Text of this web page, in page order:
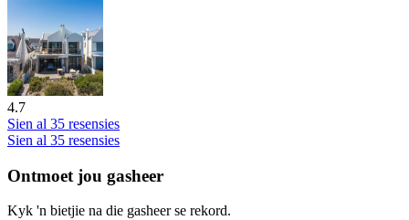
4.7
Sien al 35 resensies
Sien al 35 resensies
Ontmoet jou gasheer
Kyk 'n bietjie na die gasheer se rekord.